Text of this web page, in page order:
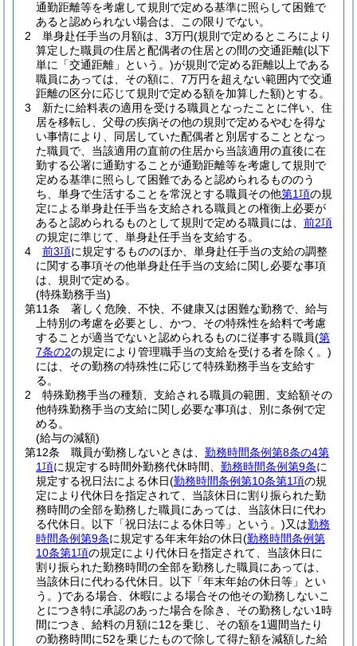
通勤距離等を考慮して規則で定める基準に照らして困難で
あると認められない場合は、この限りでない。
2
単身赴任手当の月額は、3万円(規則で定めるところにより
算定した職員の住居と配偶者の住居との間の交通距離(以下
単に「交通距離」という。)が規則で定める距離以上である
職員にあっては、その額に、7万円を超えない範囲内で交通
距離の区分に応じて規則で定める額を加算した額)とする。
3
新たに給料表の適用を受ける職員となったことに伴い、住
居を移転し、父母の疾病その他の規則で定めるやむを得な
い事情により、同居していた配偶者と別居することとなっ
た職員で、当該適用の直前の住居から当該適用の直後に在
勤する公署に通勤することが通勤距離等を考慮して規則で
定める基準に照らして困難であると認められるもののう
ち、単身で生活することを常況とする職員その他第1項の規
定による単身赴任手当を支給される職員との権衡上必要が
あると認められるものとして規則で定める職員には、 前2項
の規定に準じて、単身赴任手当を支給する。
4
前3項に規定するもののほか、単身赴任手当の支給の調整
に関する事項その他単身赴任手当の支給に関し必要な事項
は、規則で定める。
(特殊勤務手当)
第11条
著しく危険、不快、不健康又は困難な勤務で、給与
上特別の考慮を必要とし、かつ、その特殊性を給料で考慮
することが適当でないと認められるものに従事する職員(第
7条の2の規定により管理職手当の支給を受ける者を除く。)
には、その勤務の特殊性に応じて特殊勤務手当を支給す
る。
2
特殊勤務手当の種類、支給される職員の範囲、支給額その
他特殊勤務手当の支給に関し必要な事項は、別に条例で定
める。
(給与の減額)
第12条
職員が勤務しないときは、 勤務時間条例第8条の4第
1項に規定する時間外勤務代休時間、 勤務時間条例第9条に
規定する祝日法による休日(勤務時間条例第10条第1項の規
定により代休日を指定されて、当該休日に割り振られた勤
務時間の全部を勤務した職員にあっては、当該休日に代わ
る代休日。以下「祝日法による休日等」という。)又は勤務
時間条例第9条に規定する年末年始の休日(勤務時間条例第
10条第1項の規定により代休日を指定されて、当該休日に
割り振られた勤務時間の全部を勤務した職員にあっては、
当該休日に代わる代休日。以下「年末年始の休日等」とい
う。)である場合、休暇による場合その他その勤務しないこ
とにつき特に承認のあった場合を除き、その勤務しない1時
間につき、給料の月額に12を乗じ、その額を1週間当たり
の勤務時間に52を乗じたもので除して得た額を減額した給